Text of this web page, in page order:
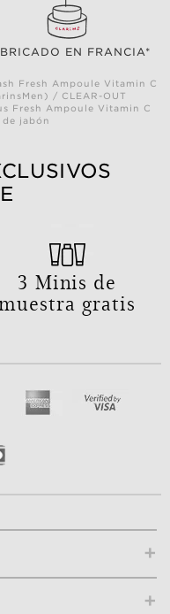
EN FRANCIA*
Fresh Ampoule Vitamin C
/ CLEAR-OUT
Fresh Ampoule Vitamin C
jabón
3 Minis de
gratis
+
+